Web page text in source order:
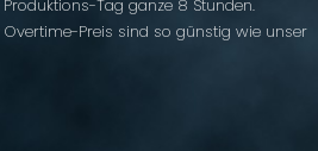
Tag ganze 8 Stunden.
Preis sind so günstig wie unser